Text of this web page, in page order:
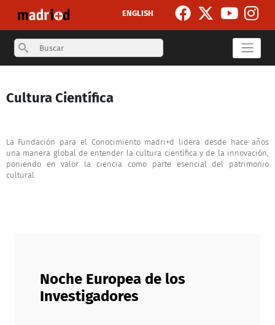
ENGLISH
Search
Cultura Científica
La Fundación para el Conocimiento madri+d lidera desde hace años
una manera global de entender la cultura científica y de la innovación,
poniendo en valor la ciencia como parte esencial del patrimonio
cultural.
Noche Europea de los
Investigadores